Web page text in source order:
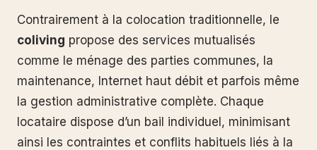
Contrairement à la colocation traditionnelle, le
coliving propose des services mutualisés
comme le ménage des parties communes, la
maintenance, Internet haut débit et parfois même
la gestion administrative complète. Chaque
locataire dispose d’un bail individuel, minimisant
ainsi les contraintes et conflits habituels liés à la